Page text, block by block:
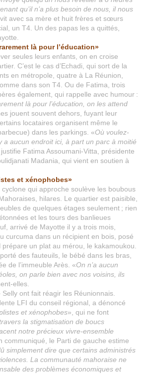
qu’il n’a plus besoin de nous, il nous
vit avec sa mère et huit frères et sœurs
un T4. Un des papas les a quittés,
là pour l’éducation»
seules leurs enfants, on en croise
C’est le cas d’Echadi, qui sort de la
en métropole, quatre à La Réunion,
dans son T4. Ou de Fatima, trois
également, qui rappelle avec humour :
là pour l’éducation, on les attend
jouent souvent dehors, fuyant leur
locataires organisent même le
dans les parkings. «Où voulez-
a aucun endroit ici, à part un parc à moitié
, justifie Fatima Assoumani-Vitta, présidente
Madania, qui vient en soutien à
et xénophobes»
cyclone qui approche soulève les boubous
hilares. Le quartier est paisible,
de quelques étages seulement ; rien
et les tours des banlieues
arrivé de Mayotte il y a trois mois,
curcuma dans un récipient en bois, posé
un plat au mérou, le kakamoukou.
des fauteuils, le bébé dans les bras,
de l’immeuble Arès. «On n’a aucun
on parle bien avec nos voisins, ils
elles.
ont fait réagir les Réunionnais.
LFI du conseil régional, a dénoncé
et xénophobes», qui ne font
la stigmatisation de boucs
notre précieux vivre-ensemble
communiqué, le Parti de gauche estime
simplement dire que certains administrés
La communauté mahoraise ne
des problèmes économiques et